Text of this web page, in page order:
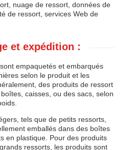
nuage de ressort, données de
de ressort, services Web de
et expédition :
empaquetés et embarqués
selon le produit et les
des produits de ressort
caisses, ou des sacs, selon
tels que de petits ressorts,
emballés dans des boîtes
en plastique. Pour des produits
ressorts, les produits sont